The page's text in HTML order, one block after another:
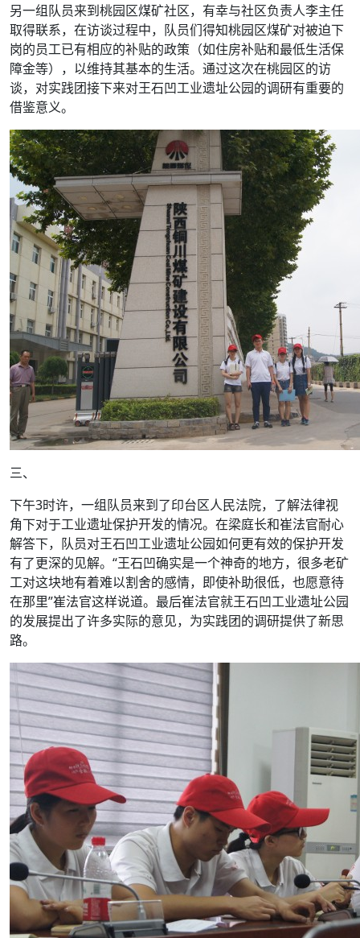
另一组队员来到桃园区煤矿社区，有幸与社区负责人李主任
取得联系，在访谈过程中，队员们得知桃园区煤矿对被迫下
岗的员工已有相应的补贴的政策（如住房补贴和最低生活保
障金等），以维持其基本的生活。通过这次在桃园区的访
谈，对实践团接下来对王石凹工业遗址公园的调研有重要的
借鉴意义。
三、
下午3时许，一组队员来到了印台区人民法院，了解法律视
角下对于工业遗址保护开发的情况。在梁庭长和崔法官耐心
解答下，队员对王石凹工业遗址公园如何更有效的保护开发
有了更深的见解。“王石凹确实是一个神奇的地方，很多老矿
工对这块地有着难以割舍的感情，即使补助很低，也愿意待
在那里”崔法官这样说道。最后崔法官就王石凹工业遗址公园
的发展提出了许多实际的意见，为实践团的调研提供了新思
路。